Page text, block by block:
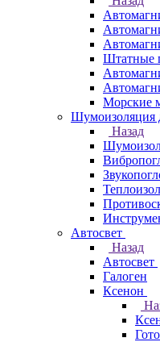
Штатные
Морские
Шумоизоляция
Назад
Автосвет
Назад
Автосвет
Галоген
Ксенон